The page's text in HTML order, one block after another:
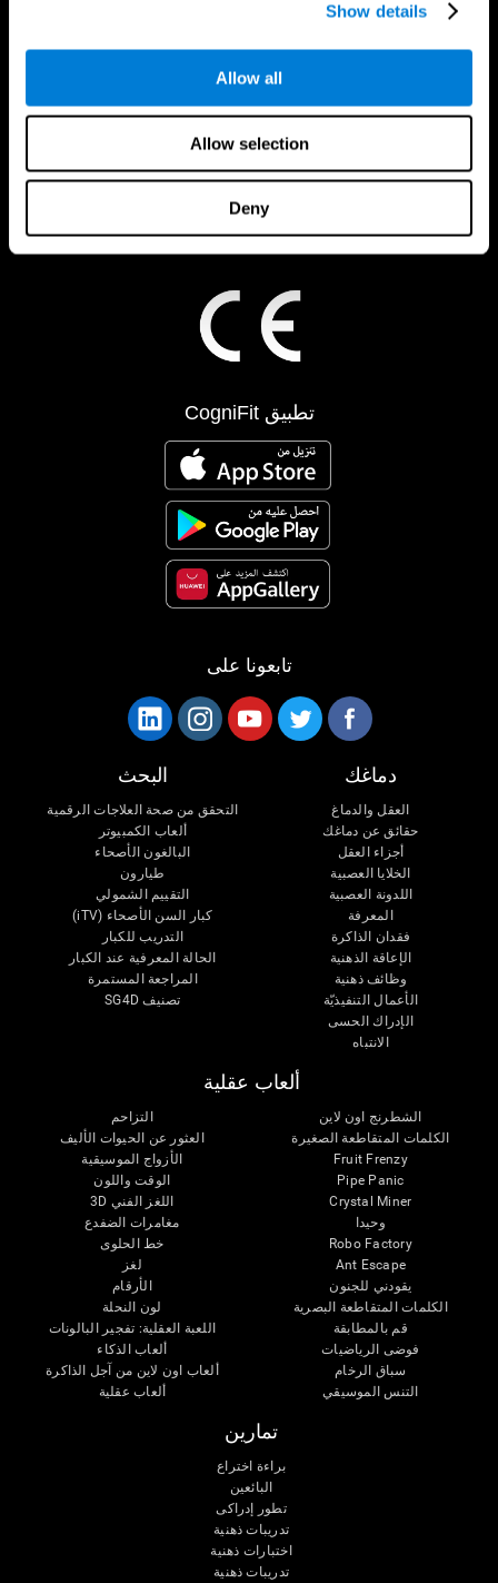
Show details
Allow all
Allow selection
Deny
تطبيق CogniFit
تابعونا على
دماغك
العقل والدماغ
حقائق عن دماغك
أجزاء العقل
الخلايا العصبية
اللدونة العصبية
المعرفة
فقدان الذاكرة
الإعاقة الذهنية
وظائف ذهنية
الأعمال التنفيذيّة
الإدراك الحسى
الانتباه
البحث
التحقق من صحة العلاجات الرقمية
ألعاب الكمبيوتر
البالغون الأصحاء
طيارون
التقييم الشمولي
كبار السن الأصحاء (iTV)
التدريب للكبار
الحالة المعرفية عند الكبار
المراجعة المستمرة
تصنيف SG4D
ألعاب عقلية
الشطرنج اون لاين
الكلمات المتقاطعة الصغيرة
Fruit Frenzy
Pipe Panic
Crystal Miner
وحيدا
Robo Factory
Ant Escape
يقودني للجنون
الكلمات المتقاطعة البصرية
قم بالمطابقة
فوضى الرياضيات
سباق الرخام
التنس الموسيقي
التزاحم
العثور عن الحيوات الأليف
الأزواج الموسيقية
الوقت واللون
اللغز الفني 3D
مغامرات الضفدع
خط الحلوى
لغز
الأرقام
لون النحلة
اللعبة العقلية: تفجير البالونات
ألعاب الذكاء
ألعاب اون لاين من آجل الذاكرة
ألعاب عقلية
تمارين
براءة اختراع
البائعين
تطور إدراكى
تدريبات ذهنية
اختبارات ذهنية
تدريبات ذهنية